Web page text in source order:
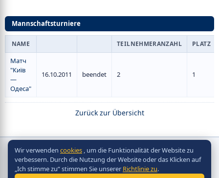
Mannschaftsturniere
NAME TEILNEHMERANZAHL PLATZ
Матч
"Київ
—
Одеса"
16.10.2011 beendet 2 1
Zurück zur Übersicht
Copyright © Scorpion Table Hockey Systems
2010 - 2026
Разработка сайта -
Wir verwenden cookies , um die Funktionalität der Website zu
verbessern. Durch die Nutzung der Website oder das Klicken auf
„Ich stimme zu“ stimmen Sie unserer Richtlinie zu.